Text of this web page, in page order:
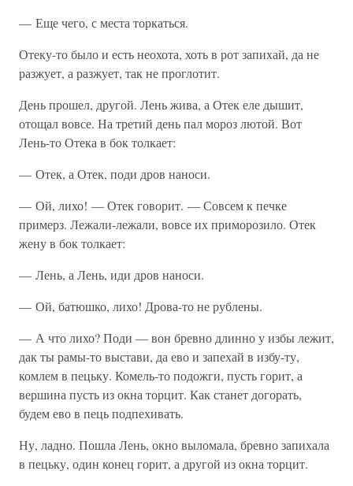
— Еще чего, с места торкаться.
Отеку-то было и есть неохота, хоть в рот запихай, да не
разжует, а разжует, так не проглотит.
День прошел, другой. Лень жива, а Отек еле дышит,
отощал вовсе. На третий день пал мороз лютой. Вот
Лень-то Отека в бок толкает:
— Отек, а Отек, поди дров наноси.
— Ой, лихо! — Отек говорит. — Совсем к печке
примерз. Лежали-лежали, вовсе их приморозило. Отек
жену в бок толкает:
— Лень, а Лень, иди дров наноси.
— Ой, батюшко, лихо! Дрова-то не рублены.
— А что лихо? Поди — вон бревно длинно у избы лежит,
дак ты рамы-то выстави, да ево и запехай в избу-ту,
комлем в пецьку. Комель-то подожги, пусть горит, а
вершина пусть из окна торцит. Как станет догорать,
будем ево в пець подпехивать.
Ну, ладно. Пошла Лень, окно выломала, бревно запихала
в пецьку, один конец горит, а другой из окна торцит.